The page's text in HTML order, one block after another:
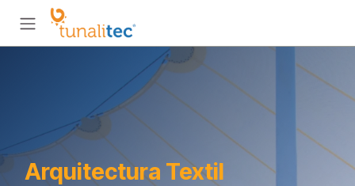
Ir al contenido
Arquitectura Textil